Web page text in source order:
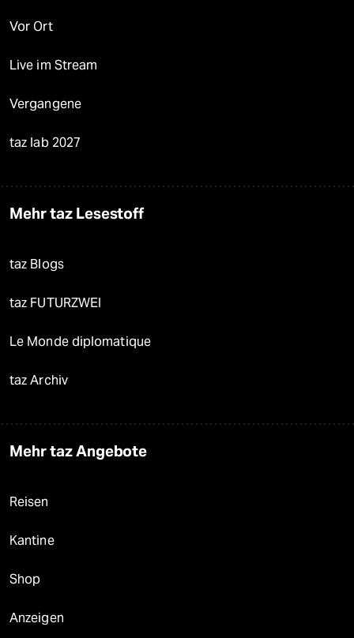
Vor Ort
Live im Stream
Vergangene
taz lab 2027
Mehr taz Lesestoff
taz Blogs
taz FUTURZWEI
Le Monde diplomatique
taz Archiv
Mehr taz Angebote
Reisen
Kantine
Shop
Anzeigen